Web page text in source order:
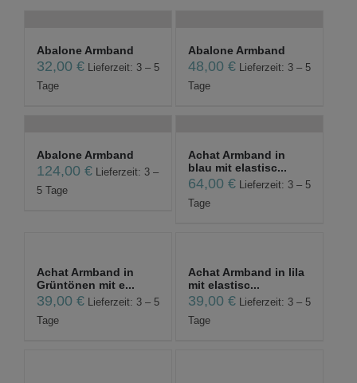
Abalone Armband
32,00 €
Lieferzeit: 3 – 5
Tage
Abalone Armband
48,00€
Lieferzeit: 3 – 5
Tage
Abalone Armband
124,00 €
Lieferzeit: 3 –
5 Tage
Achat Armband in
blau mit elastisc...
64,00€
Lieferzeit: 3 – 5
Tage
Achat Armband in
Grüntönen mit e...
39,00 €
Lieferzeit: 3 – 5
Tage
Achat Armband in lila
mit elastisc...
39,00€
Lieferzeit: 3 – 5
Tage